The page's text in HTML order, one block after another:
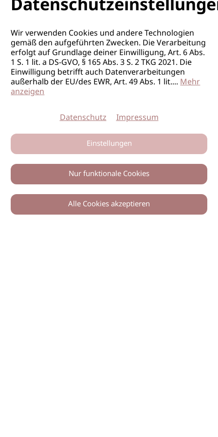
0
Wir verwenden Cookies und andere Technologien
gemäß den aufgeführten Zwecken. Die Verarbeitung
erfolgt auf Grundlage deiner Einwilligung, Art. 6 Abs.
1 S. 1 lit. a DS-GVO, § 165 Abs. 3 S. 2 TKG 2021. Die
Einwilligung betrifft auch Datenverarbeitungen
außerhalb der EU/des EWR, Art. 49 Abs. 1 lit....Mehr
anzeigen
Datenschutz Impressum
Einstellungen
Nur funktionale Cookies
Alle Cookies akzeptieren